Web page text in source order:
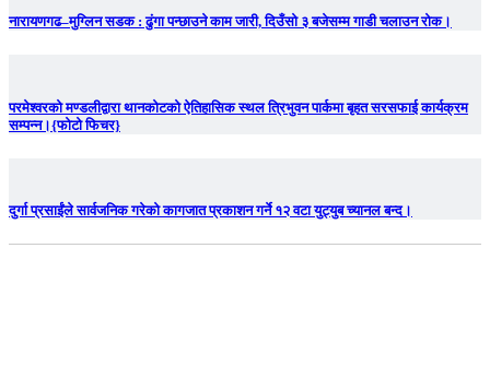
नारायणगढ–मुग्लिन सडक : ढुंगा पन्छाउने काम जारी, दिउँसो ३ बजेसम्म गाडी चलाउन रोक।
परमेश्वरको मण्डलीद्वारा थानकोटको ऐतिहासिक स्थल त्रिभुवन पार्कमा बृहत सरसफाई कार्यक्रम
सम्पन्न।{फोटो फिचर}
दुर्गा प्रसाईंले सार्वजनिक गरेको कागजात प्रकाशन गर्ने १२ वटा युट्युब च्यानल बन्द।